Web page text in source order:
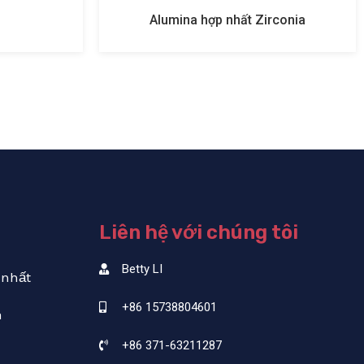
Alumina hợp nhất Zirconia
Liên hệ với chúng tôi
Betty LI
+86 15738804601
+86 371-63211287